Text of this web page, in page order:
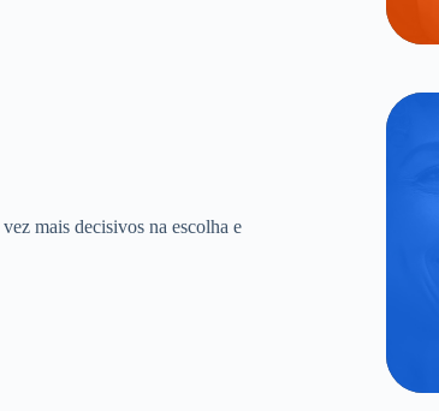
mais decisivos na escolha e